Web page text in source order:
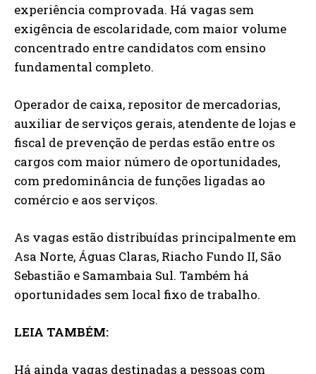
experiência comprovada. Há vagas sem
exigência de escolaridade, com maior volume
concentrado entre candidatos com ensino
fundamental completo.
Operador de caixa, repositor de mercadorias,
auxiliar de serviços gerais, atendente de lojas e
fiscal de prevenção de perdas estão entre os
cargos com maior número de oportunidades,
com predominância de funções ligadas ao
comércio e aos serviços.
As vagas estão distribuídas principalmente em
Asa Norte, Águas Claras, Riacho Fundo II, São
Sebastião e Samambaia Sul. Também há
oportunidades sem local fixo de trabalho.
LEIA TAMBÉM:
Há ainda vagas destinadas a pessoas com